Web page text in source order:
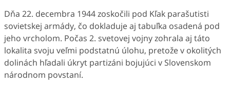
Dňa 22. decembra 1944 zoskočili pod Kľak parašutisti
sovietskej armády, čo dokladuje aj tabuľka osadená pod
jeho vrcholom. Počas 2. svetovej vojny zohrala aj táto
lokalita svoju veľmi podstatnú úlohu, pretože v okolitých
dolinách hľadali úkryt partizáni bojujúci v Slovenskom
národnom povstaní.